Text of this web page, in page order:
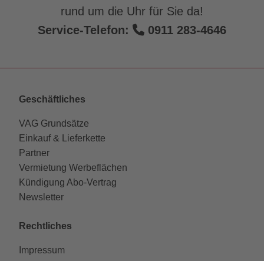
rund um die Uhr für Sie da!
Service-Telefon:
0911 283-4646
Geschäftliches
VAG Grundsätze
Einkauf & Lieferkette
Partner
Vermietung Werbeflächen
Kündigung Abo-Vertrag
Newsletter
Rechtliches
Impressum